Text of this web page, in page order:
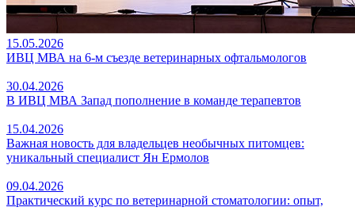
15.05.2026
ИВЦ МВА на 6-м съезде ветеринарных офтальмологов
30.04.2026
В ИВЦ МВА Запад пополнение в команде терапевтов
15.04.2026
Важная новость для владельцев необычных питомцев:
уникальный специалист Ян Ермолов
09.04.2026
Практический курс по ветеринарной стоматологии: опыт,